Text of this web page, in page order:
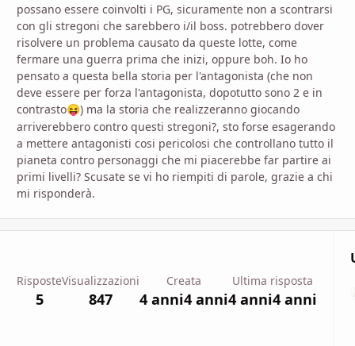
possano essere coinvolti i PG, sicuramente non a scontrarsi
con gli stregoni che sarebbero i/il boss. potrebbero dover
risolvere un problema causato da queste lotte, come
fermare una guerra prima che inizi, oppure boh. Io ho
pensato a questa bella storia per l'antagonista (che non
deve essere per forza l'antagonista, dopotutto sono 2 e in
contrasto😝) ma la storia che realizzeranno giocando
arriverebbero contro questi stregoni?, sto forse esagerando
a mettere antagonisti cosi pericolosi che controllano tutto il
pianeta contro personaggi che mi piacerebbe far partire ai
primi livelli? Scusate se vi ho riempiti di parole, grazie a chi
mi risponderà.
Risposte
5
Visualizzazioni
847
Creata
4 anni4 anni
Ultima risposta
4 anni4 anni